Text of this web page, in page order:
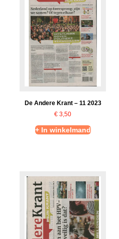
De Andere Krant – 11 2023
€ 3,50
+ In winkelmand